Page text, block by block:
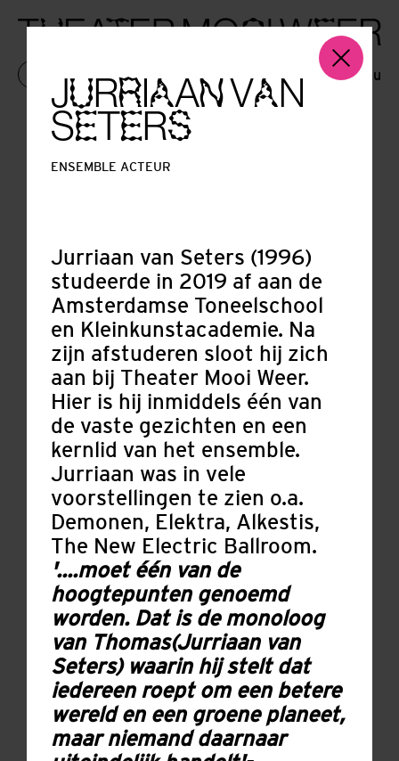
KAARTEN Menu
JURRIAANVAN
SETERS
ENSEMBLE ACTEUR
Jurriaan van Seters (1996)
studeerde in 2019 af aan de
Amsterdamse Toneelschool
en Kleinkunstacademie. Na
zijn afstuderen sloot hij zich
aan bij Theater Mooi Weer.
Hier is hij inmiddels één van
de vaste gezichten en een
kernlid van het ensemble.
Jurriaan was in vele
voorstellingen te zien o.a.
Demonen, Elektra, Alkestis,
The New Electric Ballroom.
'....moet één van de
hoogtepunten genoemd
worden. Dat is de monoloog
van Thomas(Jurriaan van
Seters) waarin hij stelt dat
iedereen roept om een betere
wereld en een groene planeet,
maar niemand daarnaar